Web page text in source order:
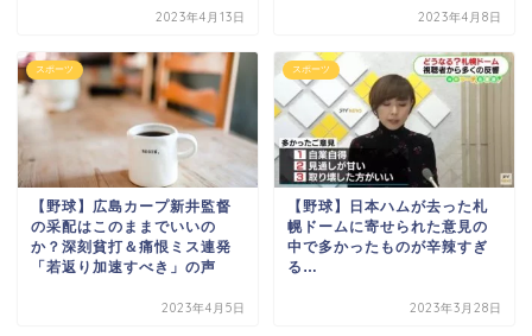
2023年4月13日 2023年4月8日
スポーツ
【野球】広島カープ新井監督
の采配はこのままでいいの
か？深刻貧打＆痛恨ミス連発
「若返り加速すべき」の声
2023年4月5日
スポーツ
【野球】日本ハムが去った札
幌ドームに寄せられた意見の
中で多かったものが辛辣すぎ
る…
2023年3月28日